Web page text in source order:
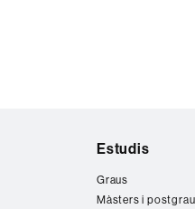
Estudis
Graus
Màsters i